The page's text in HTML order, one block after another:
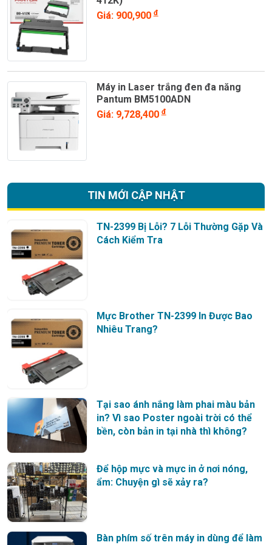
Giá: 900,900đ
Máy in Laser trắng đen đa năng
Pantum BM5100ADN
Giá: 9,728,400đ
TIN MỚI CẬP NHẬT
TN-2399 Bị Lỗi? 7 Lỗi Thường Gặp Và
Cách Kiểm Tra
Mực Brother TN-2399 In Được Bao
Nhiêu Trang?
Tại sao ánh nắng làm phai màu bản
in? Vì sao Poster ngoài trời có thể
bền, còn bản in tại nhà thì không?
Để hộp mực và mực in ở nơi nóng,
ẩm: Chuyện gì sẽ xảy ra?
Bàn phím số trên máy in dùng để làm